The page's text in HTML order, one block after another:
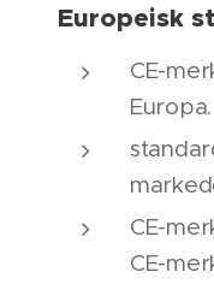
Europeisk
CE-
CE-
CE-